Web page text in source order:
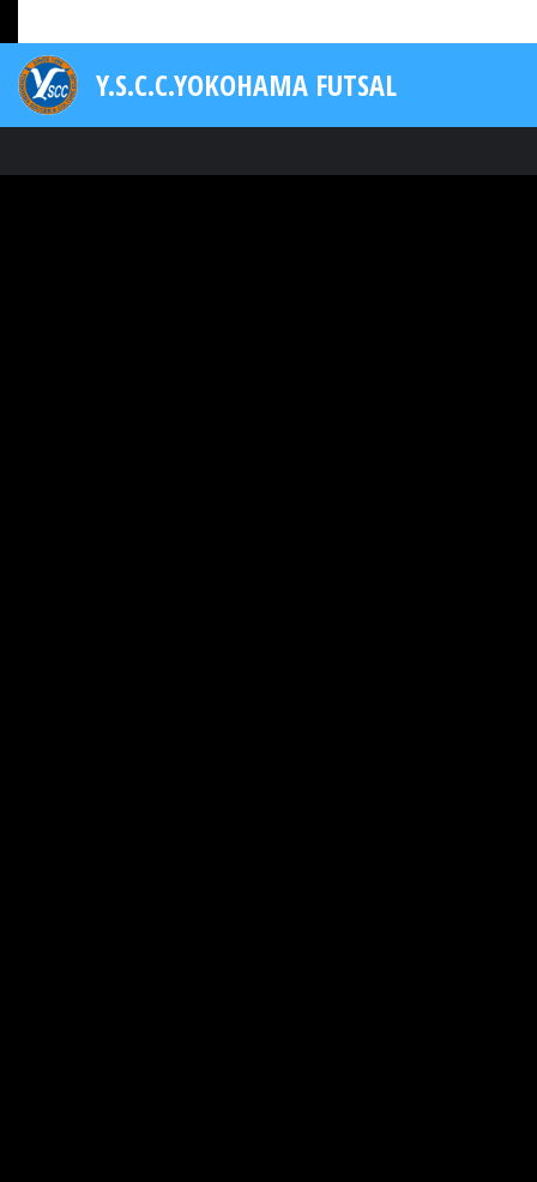
Y.S.C.C.YOKOHAMA FUTSAL